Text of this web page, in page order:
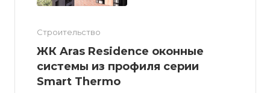
Строительство
ЖК Aras Residence оконные
системы из профиля серии
Smart Thermo